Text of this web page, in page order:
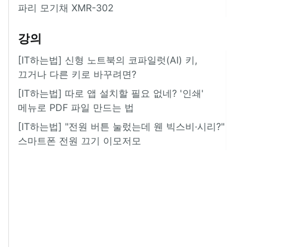
파리 모기채 XMR-302
강의
[IT하는법] 신형 노트북의 코파일럿(AI) 키,
끄거나 다른 키로 바꾸려면?
[IT하는법] 따로 앱 설치할 필요 없네? '인쇄'
메뉴로 PDF 파일 만드는 법
[IT하는법] "전원 버튼 눌렀는데 웬 빅스비·시리?"
스마트폰 전원 끄기 이모저모